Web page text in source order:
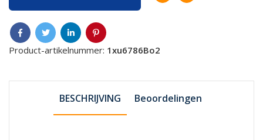
Product-artikelnummer: 1xu6786Bo2
BESCHRIJVING Beoordelingen